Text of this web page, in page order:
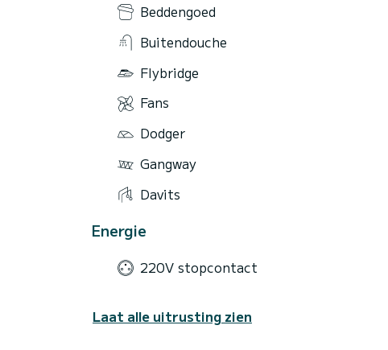
Beddengoed
Buitendouche
Flybridge
Fans
Dodger
Gangway
Davits
Energie
220V stopcontact
Laat alle uitrusting zien